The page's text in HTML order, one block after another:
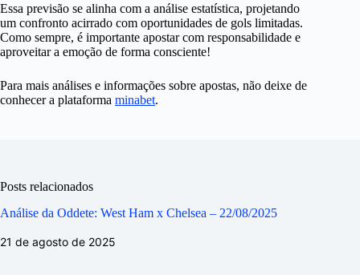
Essa previsão se alinha com a análise estatística, projetando
um confronto acirrado com oportunidades de gols limitadas.
Como sempre, é importante apostar com responsabilidade e
aproveitar a emoção de forma consciente!
Para mais análises e informações sobre apostas, não deixe de
conhecer a plataforma minabet.
Posts relacionados
Análise da Oddete: West Ham x Chelsea – 22/08/2025
21 de agosto de 2025